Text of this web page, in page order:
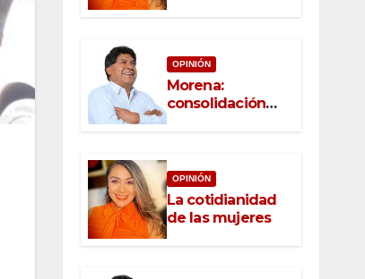
OPINIÓN
Morena:
consolidación
con raíz, rumbo
OPINIÓN
La cotidianidad
de las mujeres